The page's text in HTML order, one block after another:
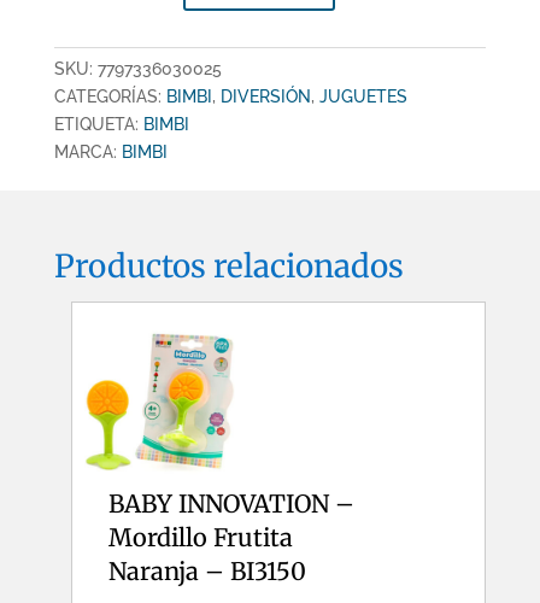
BM3002
SKU: 7797336030025
CATEGORÍAS: BIMBI, DIVERSIÓN, JUGUETES
ETIQUETA: BIMBI
MARCA: BIMBI
Productos relacionados
BABY INNOVATION –
Mordillo Frutita
Naranja – BI3150